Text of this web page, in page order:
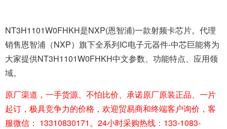
NT3H1101W0FHKH是NXP(恩智浦)一款射频卡芯片。代理
销售恩智浦（NXP）旗下全系列IC电子元器件-中芯巨能将为
大家提供NT3H1101W0FHKH中文参数、功能特点、应用领
域。
原厂渠道，一手货源、不怕比价、承诺原厂原装正品、一片
起订，极具竞争力的价格，欢迎贸易商和终端客户询价，客
服微信： 13310830171。24小时采购热线：133-1083-